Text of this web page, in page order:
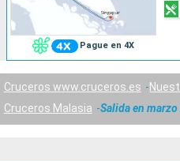
Pague en 4X
Cruceros www.cruceros.es
Cruceros Malasia
Salida en